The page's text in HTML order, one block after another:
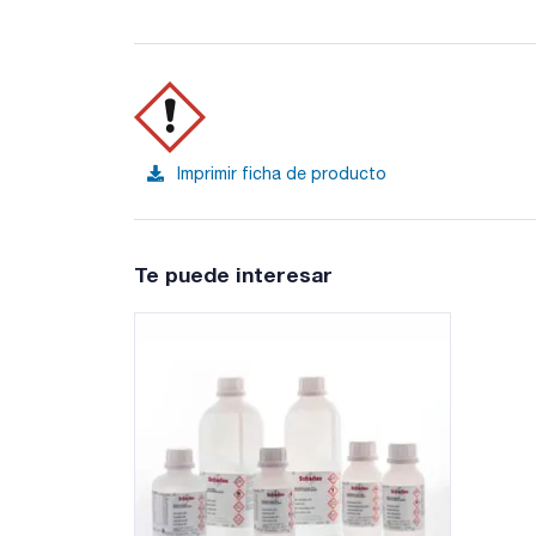
Imprimir ficha de producto
Te puede interesar